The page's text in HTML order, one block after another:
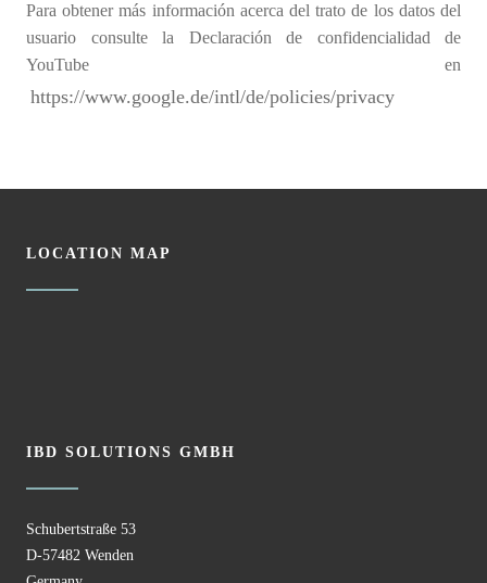
Para obtener más información acerca del trato de los datos del
usuario consulte la Declaración de confidencialidad de
YouTube en
https://www.google.de/intl/de/policies/privacy
LOCATION MAP
IBD SOLUTIONS GMBH
Schubertstraße 53
D-57482 Wenden